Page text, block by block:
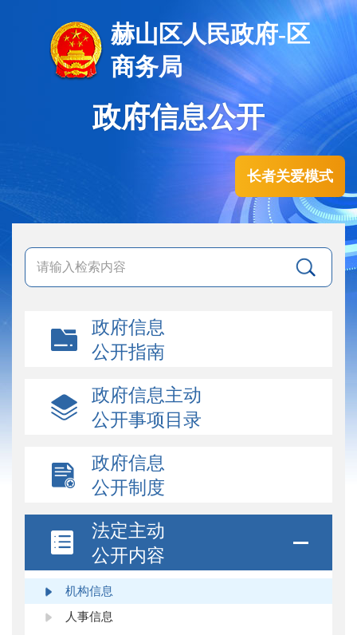
赫山区人民政府-区
商务局
政府信息公开
长者关爱模式
政府信息
公开指南
政府信息主动
公开事项目录
政府信息
公开制度
法定主动
公开内容
机构信息
人事信息